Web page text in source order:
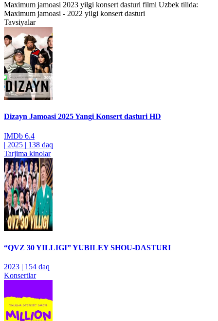
Maximum jamoasi 2023 yilgi konsert dasturi filmi Uzbek tilida:
Maximum jamoasi - 2022 yilgi konsert dasturi
Tavsiyalar
Dizayn Jamoasi 2025 Yangi Konsert dasturi HD
IMDb 6.4
| 2025 | 138 daq
Tarjima kinolar
“QVZ 30 YILLIGI” YUBILEY SHOU-DASTURI
2023 | 154 daq
Konsertlar